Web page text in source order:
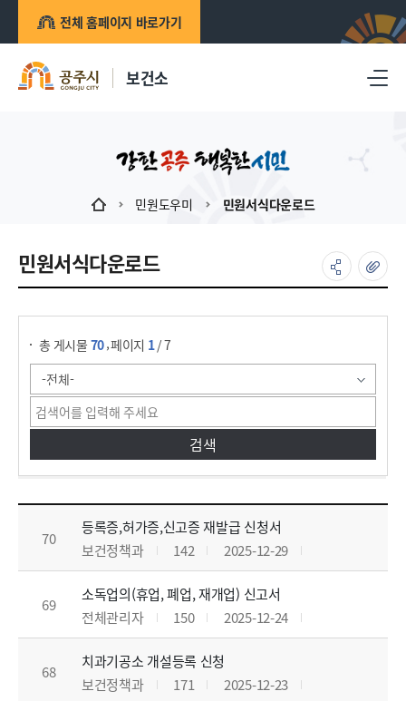
전체 홈페이지 바로가기
보건소
민원도우미 민원서식다운로드
민원서식다운로드
게시물 검색
총 게시물70,페이지 1/ 7
민원서식다운로드 목록으로 번호, 제목, 작성자, 조회수,등록일, 첨부파일로 나열 되고 있습니다.
70
등록증,허가증,신고증 재발급 신청서
보건정책과
142 2025-12-29
69
소독업의(휴업, 폐업, 재개업) 신고서
전체관리자
150 2025-12-24
68
치과기공소 개설등록 신청
보건정책과
171 2025-12-23